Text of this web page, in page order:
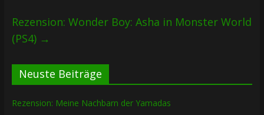
Rezension: Wonder Boy: Asha in Monster World
(PS4) →
Neuste Beiträge
Rezension: Meine Nachbarn der Yamadas